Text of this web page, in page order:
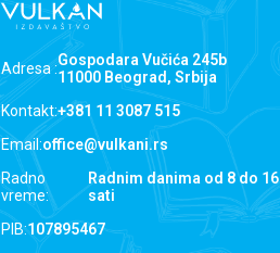
Adresa :Gospodara Vučića 245b
11000 Beograd, Srbija
Kontakt:+381 11 3087 515
Email:office@vulkani.rs
Radno
vreme:
Radnim danima od 8 do 16
sati
PIB:107895467